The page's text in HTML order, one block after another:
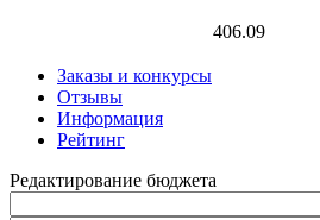
406.09
Заказы и конкурсы
Отзывы
Информация
Рейтинг
Редактирование бюджета